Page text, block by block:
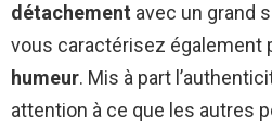
détachement avec un grand
vous caractérisez également
humeur. Mis à part
attention à ce que les autres